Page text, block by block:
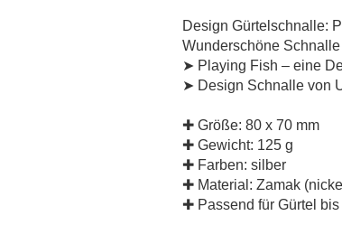
Design Gürtelschnalle:
Wunderschöne
➤ Playing Fish – eine
➤ Design Schnalle von
✚ Größe: 80 x 70 mm
✚ Gewicht: 125 g
✚ Farben: silber
✚ Material: Zamak
✚ Passend für Gürtel bis